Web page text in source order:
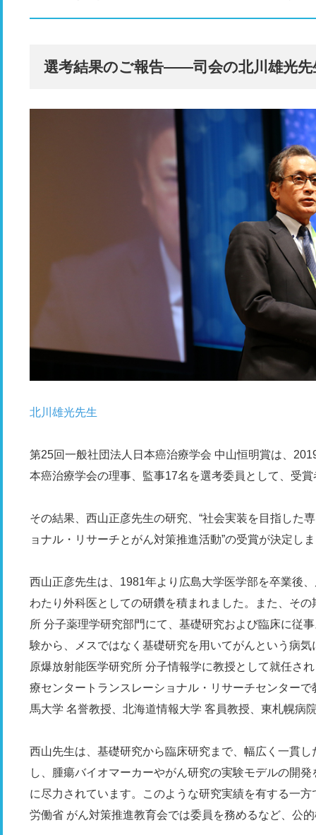
選考結果のご報告――司会の北川雄光先
北川雄光先生
第25回一般社団法人日本癌治療学会 中山恒明賞は、
本癌治療学会の理事、監事17名を選考委員として、受
その結果、西山正彦先生の研究、“社会実装を目指した
ョナル・リサーチとがん対策推進活動”の受賞が決定し
西山正彦先生は、1981年より広島大学医学部を卒業後
わたり外科医としての研鑽を積まれました。また、そ
所 分子薬理学研究部門にて、基礎研究および臨床に従
験から、メスではなく基礎研究を用いてがんという病
原爆放射能医学研究所 分子情報学に教授として就任さ
療センタートランスレーショナル・リサーチセンター
馬大学 名誉教授、北海道情報大学 客員教授、東札幌病
西山先生は、基礎研究から臨床研究まで、幅広く一貫
し、腫瘍バイオマーカーやがん研究の実験モデルの開
に尽力されています。このような研究実績を有する一
労働省 がん対策推進教育会では委員を務めるなど、公